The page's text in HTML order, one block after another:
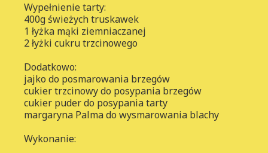
Wypełnienie tarty:
400g świeżych truskawek
1 łyżka mąki ziemniaczanej
2 łyżki cukru trzcinowego
Dodatkowo:
jajko do posmarowania brzegów
cukier trzcinowy do posypania brzegów
cukier puder do posypania tarty
margaryna Palma do wysmarowania blachy
Wykonanie: